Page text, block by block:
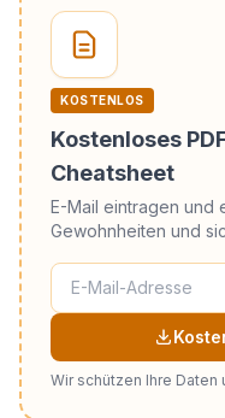
KOSTENLOS
Kostenloses
Cheatsheet
E-Mail eintragen und
Gewohnheiten und
Wir schützen Ihre Daten